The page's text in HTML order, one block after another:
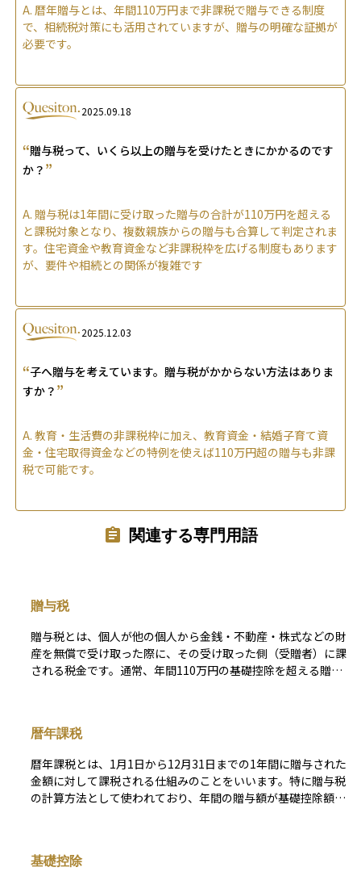
A. 暦年贈与とは、年間110万円まで非課税で贈与できる制度
で、相続税対策にも活用されていますが、贈与の明確な証拠が
必要です。
2025.09.18
“贈与税って、いくら以上の贈与を受けたときにかかるのです
か？ ”
A. 贈与税は1年間に受け取った贈与の合計が110万円を超える
と課税対象となり、複数親族からの贈与も合算して判定されま
す。住宅資金や教育資金など非課税枠を広げる制度もあります
が、要件や相続との関係が複雑です
2025.12.03
“子へ贈与を考えています。贈与税がかからない方法はありま
すか？ ”
A. 教育・生活費の非課税枠に加え、教育資金・結婚子育て資
金・住宅取得資金などの特例を使えば110万円超の贈与も非課
税で可能です。
関連する専門用語
贈与税
贈与税とは、個人が他の個人から金銭・不動産・株式などの財
産を無償で受け取った際に、その受け取った側（受贈者）に課
される税金です。通常、年間110万円の基礎控除を超える贈与
に資産を移転する際には活用されることが多く、教育資金や住
となる特例もあります。 なお、現在は「暦年課税」と「相続
時精算課税」の2制度が併存していますが、政府は近年、相続
税と贈与税の一体化を含めた制度改正を検討しており、将来的
な贈与の問題にとどまらず、長期的な資産承継や相続対策の設
計に深く関わる重要な制度です。税制の動向を踏まえた上で、
暦年課税
暦年課税とは、1月1日から12月31日までの1年間に贈与された
金額に対して課税される仕組みのことをいいます。特に贈与税
の計算方法として使われており、年間の贈与額が基礎控除額で
度は毎年リセットされるため、長期的に少しずつ財産を移す
基礎控除